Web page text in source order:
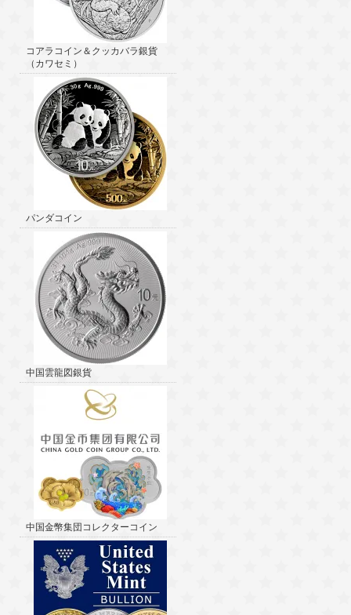
コアラコイン＆クッカバラ銀貨
（カワセミ）
パンダコイン
中国雲龍図銀貨
中国金幣集団コレクターコイン